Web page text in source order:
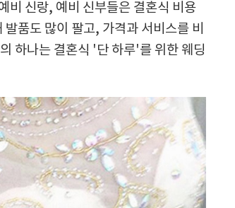
비 신랑, 예비 신부들은 결혼식 비용
품도 많이 팔고, 가격과 서비스를 비
하나는 결혼식 '단 하루'를 위한 웨딩